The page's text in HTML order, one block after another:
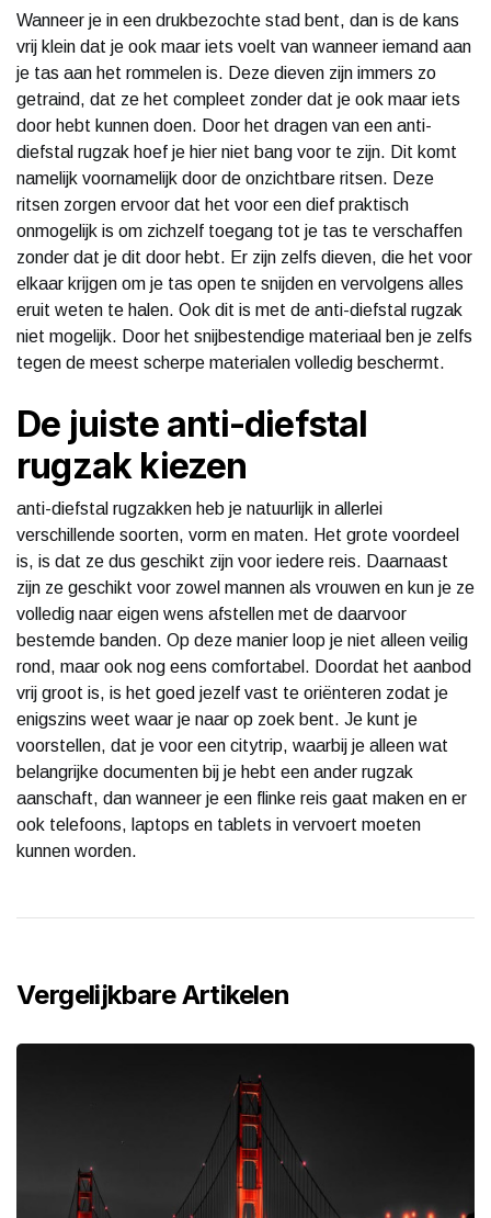
Wanneer je in een drukbezochte stad bent, dan is de kans
vrij klein dat je ook maar iets voelt van wanneer iemand aan
je tas aan het rommelen is. Deze dieven zijn immers zo
getraind, dat ze het compleet zonder dat je ook maar iets
door hebt kunnen doen. Door het dragen van een anti-
diefstal rugzak hoef je hier niet bang voor te zijn. Dit komt
namelijk voornamelijk door de onzichtbare ritsen. Deze
ritsen zorgen ervoor dat het voor een dief praktisch
onmogelijk is om zichzelf toegang tot je tas te verschaffen
zonder dat je dit door hebt. Er zijn zelfs dieven, die het voor
elkaar krijgen om je tas open te snijden en vervolgens alles
eruit weten te halen. Ook dit is met de anti-diefstal rugzak
niet mogelijk. Door het snijbestendige materiaal ben je zelfs
tegen de meest scherpe materialen volledig beschermt.
De juiste anti-diefstal
rugzak kiezen
anti-diefstal rugzakken heb je natuurlijk in allerlei
verschillende soorten, vorm en maten. Het grote voordeel
is, is dat ze dus geschikt zijn voor iedere reis. Daarnaast
zijn ze geschikt voor zowel mannen als vrouwen en kun je ze
volledig naar eigen wens afstellen met de daarvoor
bestemde banden. Op deze manier loop je niet alleen veilig
rond, maar ook nog eens comfortabel. Doordat het aanbod
vrij groot is, is het goed jezelf vast te oriënteren zodat je
enigszins weet waar je naar op zoek bent. Je kunt je
voorstellen, dat je voor een citytrip, waarbij je alleen wat
belangrijke documenten bij je hebt een ander rugzak
aanschaft, dan wanneer je een flinke reis gaat maken en er
ook telefoons, laptops en tablets in vervoert moeten
kunnen worden.
Vergelijkbare Artikelen